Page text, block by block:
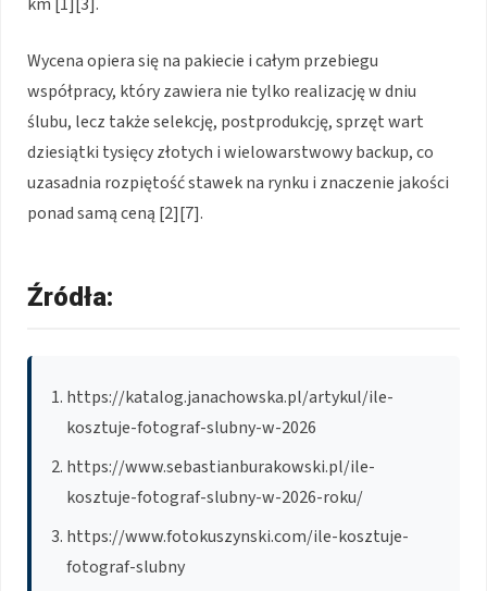
Wycena opiera się na pakiecie i całym przebiegu
współpracy, który zawiera nie tylko realizację w dniu
ślubu, lecz także selekcję, postprodukcję, sprzęt wart
dziesiątki tysięcy złotych i wielowarstwowy backup, co
uzasadnia rozpiętość stawek na rynku i znaczenie jakości
ponad samą ceną [2][7].
Źródła:
https://katalog.janachowska.pl/artykul/ile-
kosztuje-fotograf-slubny-w-2026
https://www.sebastianburakowski.pl/ile-
kosztuje-fotograf-slubny-w-2026-roku/
https://www.fotokuszynski.com/ile-kosztuje-
fotograf-slubny